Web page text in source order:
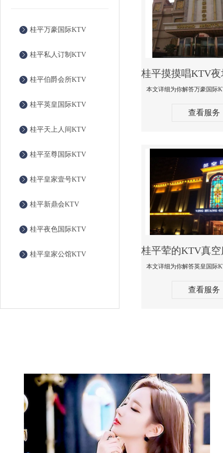
桂平万豪国际KTV
桂平私人订制KTV
桂平伯爵会所KTV
桂平英皇国际KTV
桂平天上人间KTV
桂平至尊国际KTV
桂平皇家壹号KTV
桂平新鼎会KTV
桂平夜色国际KTV
桂平皇家公馆KTV
查看服务
查看服务